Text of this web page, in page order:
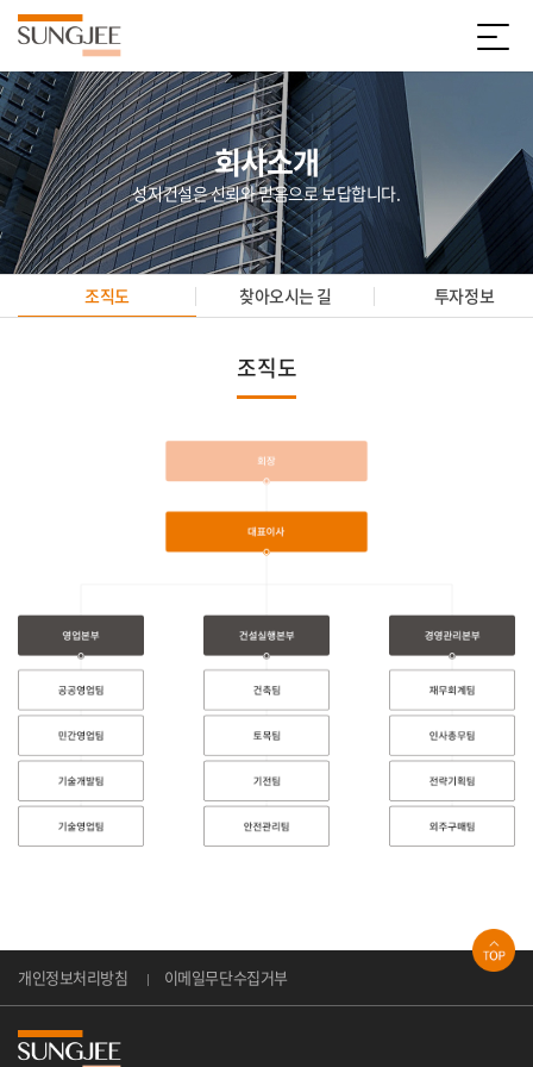
회사소개
성지건설은 신뢰와 믿음으로 보답합니다.
조직도 찾아오시는 길 투자정보
조직도
개인정보처리방침 이메일무단수집거부